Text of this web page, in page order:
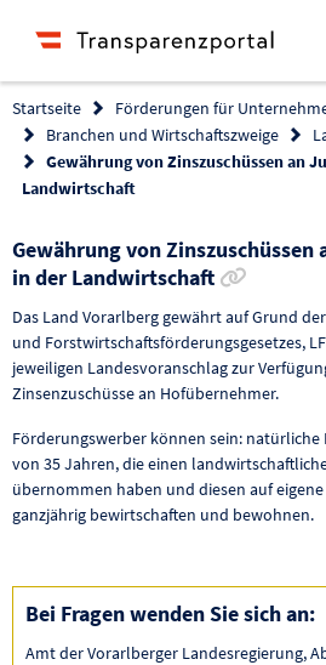
Startseite
Förderungen für
Branchen und Wirtschaftszweige
Gewährung von Zinszuschüssen an
Landwirtschaft
Gewährung von Zinszuschüssen
in der Landwirtschaft
Das Land Vorarlberg gewährt auf Grund
und Forstwirtschaftsförderungsgesetzes,
jeweiligen Landesvoranschlag zur
Zinsenzuschüsse an Hofübernehmer.
Förderungswerber können sein: natürliche
von 35 Jahren, die einen
übernommen haben und diesen auf
ganzjährig bewirtschaften und bewohnen.
Bei Fragen wenden Sie sich an:
Amt der Vorarlberger Landesregierung,